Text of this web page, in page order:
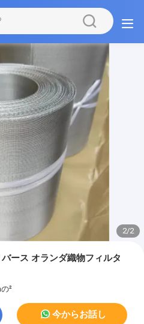
2/2
ース オランダ織物フィルタ
²
今からお話し